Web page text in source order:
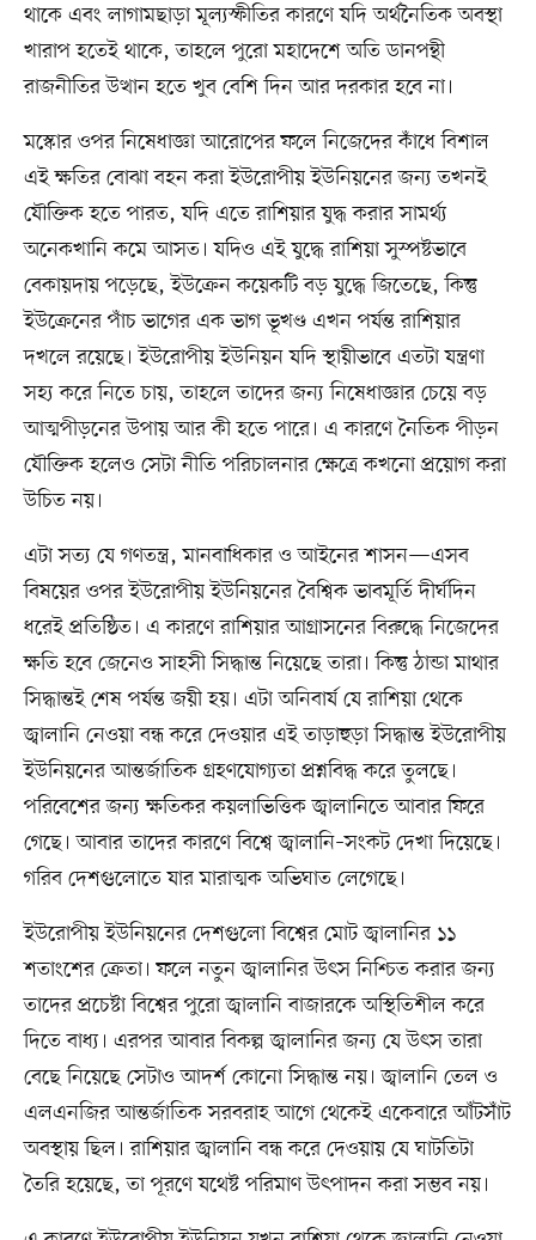
থাকে এবং লাগামছাড়া মূল্যস্ফীতির কারণে যদি অর্থনৈতিক অবস্থা
খারাপ হতেই থাকে, তাহলে পুরো মহাদেশে অতি ডানপন্থী
রাজনীতির উত্থান হতে খুব বেশি দিন আর দরকার হবে না।
মস্কোর ওপর নিষেধাজ্ঞা আরোপের ফলে নিজেদের কাঁধে বিশাল
এই ক্ষতির বোঝা বহন করা ইউরোপীয় ইউনিয়নের জন্য তখনই
যৌক্তিক হতে পারত, যদি এতে রাশিয়ার যুদ্ধ করার সামর্থ্য
অনেকখানি কমে আসত। যদিও এই যুদ্ধে রাশিয়া সুস্পষ্টভাবে
বেকায়দায় পড়েছে, ইউক্রেন কয়েকটি বড় যুদ্ধে জিতেছে, কিন্তু
ইউক্রেনের পাঁচ ভাগের এক ভাগ ভূখণ্ড এখন পর্যন্ত রাশিয়ার
দখলে রয়েছে। ইউরোপীয় ইউনিয়ন যদি স্থায়ীভাবে এতটা যন্ত্রণা
সহ্য করে নিতে চায়, তাহলে তাদের জন্য নিষেধাজ্ঞার চেয়ে বড়
আত্মপীড়নের উপায় আর কী হতে পারে। এ কারণে নৈতিক পীড়ন
যৌক্তিক হলেও সেটা নীতি পরিচালনার ক্ষেত্রে কখনো প্রয়োগ করা
উচিত নয়।
এটা সত্য যে গণতন্ত্র, মানবাধিকার ও আইনের শাসন—এসব
বিষয়ের ওপর ইউরোপীয় ইউনিয়নের বৈশ্বিক ভাবমূর্তি দীর্ঘদিন
ধরেই প্রতিষ্ঠিত। এ কারণে রাশিয়ার আগ্রাসনের বিরুদ্ধে নিজেদের
ক্ষতি হবে জেনেও সাহসী সিদ্ধান্ত নিয়েছে তারা। কিন্তু ঠান্ডা মাথার
সিদ্ধান্তই শেষ পর্যন্ত জয়ী হয়। এটা অনিবার্য যে রাশিয়া থেকে
জ্বালানি নেওয়া বন্ধ করে দেওয়ার এই তাড়াহুড়া সিদ্ধান্ত ইউরোপীয়
ইউনিয়নের আন্তর্জাতিক গ্রহণযোগ্যতা প্রশ্নবিদ্ধ করে তুলছে।
পরিবেশের জন্য ক্ষতিকর কয়লাভিত্তিক জ্বালানিতে আবার ফিরে
গেছে। আবার তাদের কারণে বিশ্বে জ্বালানি–সংকট দেখা দিয়েছে।
গরিব দেশগুলোতে যার মারাত্মক অভিঘাত লেগেছে।
ইউরোপীয় ইউনিয়নের দেশগুলো বিশ্বের মোট জ্বালানির ১১
শতাংশের ক্রেতা। ফলে নতুন জ্বালানির উৎস নিশ্চিত করার জন্য
তাদের প্রচেষ্টা বিশ্বের পুরো জ্বালানি বাজারকে অস্থিতিশীল করে
দিতে বাধ্য। এরপর আবার বিকল্প জ্বালানির জন্য যে উৎস তারা
বেছে নিয়েছে সেটাও আদর্শ কোনো সিদ্ধান্ত নয়। জ্বালানি তেল ও
এলএনজির আন্তর্জাতিক সরবরাহ আগে থেকেই একেবারে আঁটসাঁট
অবস্থায় ছিল। রাশিয়ার জ্বালানি বন্ধ করে দেওয়ায় যে ঘাটতিটা
তৈরি হয়েছে, তা পূরণে যথেষ্ট পরিমাণ উৎপাদন করা সম্ভব নয়।